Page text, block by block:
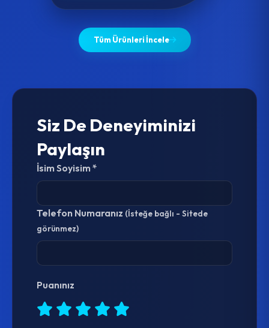
Tüm Ürünleri İncele
Siz De Deneyiminizi
Paylaşın
İsim Soyisim *
Telefon Numaranız (İsteğe bağlı - Sitede
görünmez)
Puanınız